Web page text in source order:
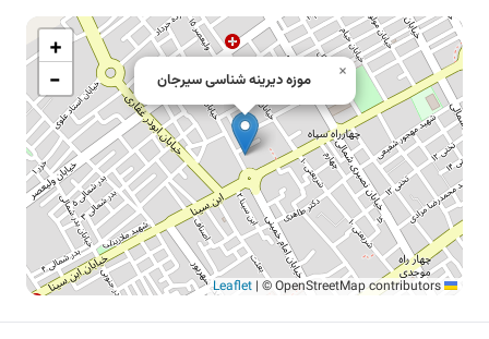
موزه دیرینه‌ شناسی سیرجان ×
+
−
| © OpenStreetMap contributors